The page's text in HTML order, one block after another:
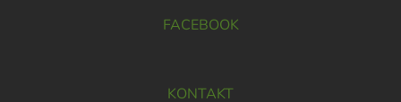
FACEBOOK
KONTAKT